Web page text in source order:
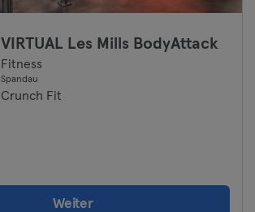
VIRTUAL Les Mills BodyAttack
Fitness
Spandau
Crunch Fit
Weiter